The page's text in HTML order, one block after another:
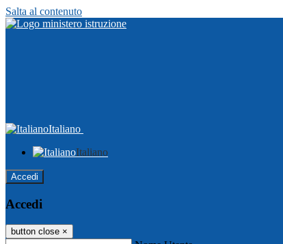
Salta al contenuto
Italiano
Italiano
Accedi
Accedi
button close ×